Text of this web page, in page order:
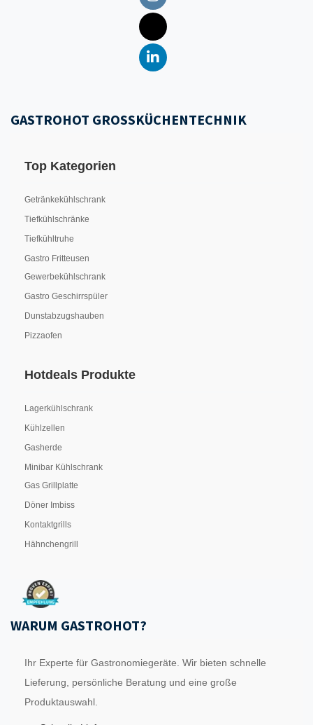
GASTROHOT GROSSKÜCHENTECHNIK
Top Kategorien
Getränkekühlschrank
Tiefkühlschränke
Tiefkühltruhe
Gastro Fritteusen
Gewerbekühlschrank
Gastro Geschirrspüler
Dunstabzugshauben
Pizzaofen
Hotdeals Produkte
Lagerkühlschrank
Kühlzellen
Gasherde
Minibar Kühlschrank
Gas Grillplatte
Döner Imbiss
Kontaktgrills
Hähnchengrill
WARUM GASTROHOT?
Ihr Experte für Gastronomiegeräte. Wir bieten schnelle
Lieferung, persönliche Beratung und eine große
Produktauswahl.